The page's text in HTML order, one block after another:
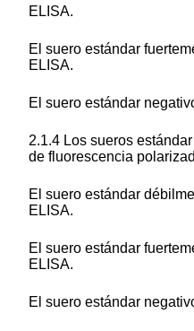
ELISA.
El suero estándar
ELISA.
El suero estándar
2.1.4 Los sueros
de fluorescencia
El suero estándar
ELISA.
El suero estándar
ELISA.
El suero estándar